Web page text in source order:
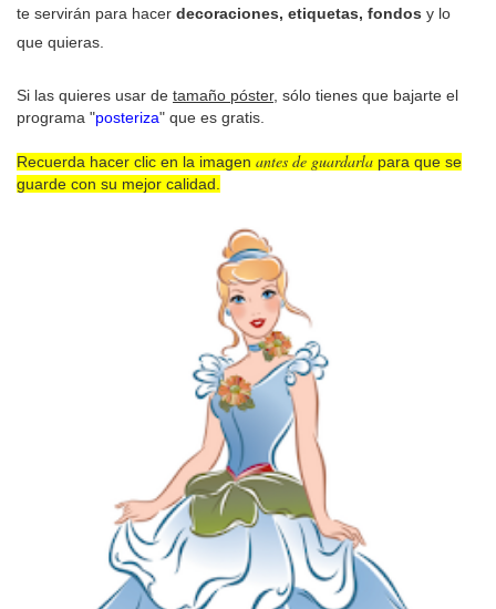
te servirán para hacer decoraciones, etiquetas, fondos y lo
que quieras.
Si las quieres usar de tamaño póster, sólo tienes que bajarte el
programa "posteriza" que es gratis.
Recuerda hacer clic en la imagen antes de guardarla para que se
guarde con su mejor calidad.